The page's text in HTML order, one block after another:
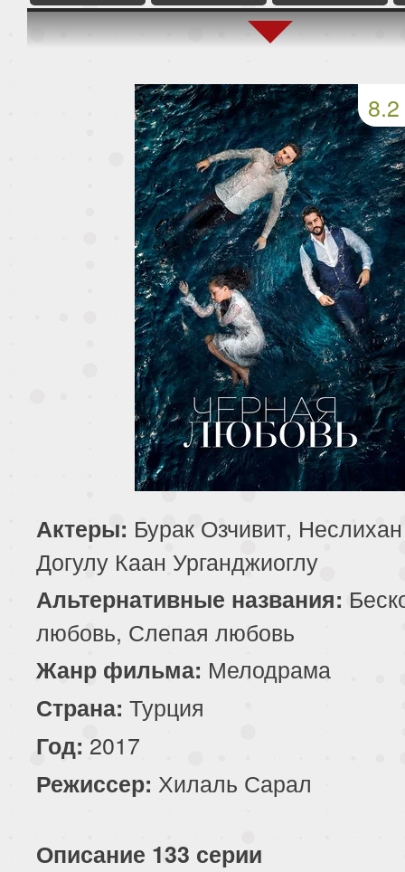
159 серия
160 серия 161 серия
163 серия
164 серия 165 серия
167 серия
168 серия 169 серия
171 серия
172 серия 173 серия
175 серия
176 серия 177 серия
179 серия
180 серия 181 серия
183 серия
184 серия 185 серия
187 серия
188 серия 189 серия
191 серия
192 серия 193 серия
195 серия
196 серия 197 серия
199 серия
200 серия 201 серия
203 серия
204 серия 205 серия
207 серия
208 серия 209 серия
211 серия
212 серия 213 серия
215 серия
217 серия
219 серия
223 серия
224 серия 225 серия
8.2
Актеры: Бурак Озчивит,
Догулу Каан Урганджиоглу
Альтернативные названия:
любовь, Слепая любовь
Жанр фильма: Мелодрама
Страна: Турция
Год: 2017
Режиссер: Хилаль Сарал
Описание 133 серии